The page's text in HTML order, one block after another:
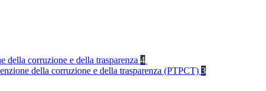
della corruzione e della trasparenza 4
della corruzione e della trasparenza (PTPCT) 3